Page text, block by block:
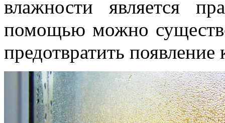
влажности является
помощью можно
предотвратить появление